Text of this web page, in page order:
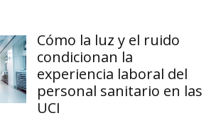
Cómo la luz y el ruido
condicionan la
experiencia laboral del
personal sanitario en las
UCI